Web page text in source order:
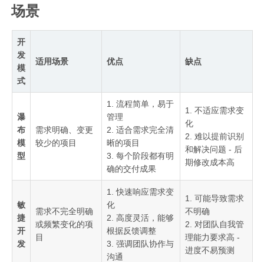
场景
开
发
模
式
适用场景 优点 缺点
瀑
布
模
型
需求明确、变更
较少的项目
1. 流程简单，易于
管理
2. 适合需求完全清
晰的项目
3. 每个阶段都有明
确的交付成果
1. 不适应需求变
化
2. 难以提前识别
和解决问题 - 后
期修改成本高
敏
捷
开
发
需求不完全明确
或频繁变化的项
目
1. 快速响应需求变
化
2. 高度灵活，能够
根据反馈调整
3. 强调团队协作与
沟通
1. 可能导致需求
不明确
2. 对团队自我管
理能力要求高 -
进度不易预测